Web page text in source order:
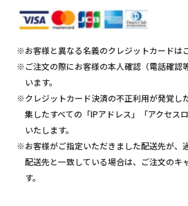
※お客様と異なる名義のクレジットカードは
※ご注文の際にお客様の本人確認（電話確認
います。
※クレジットカード決済の不正利用が発覚し
集したすべての「IPアドレス」「アクセス
いたします。
※お客様がご指定いただきました配送先が、
配送先と一致している場合は、ご注文のキ
す。